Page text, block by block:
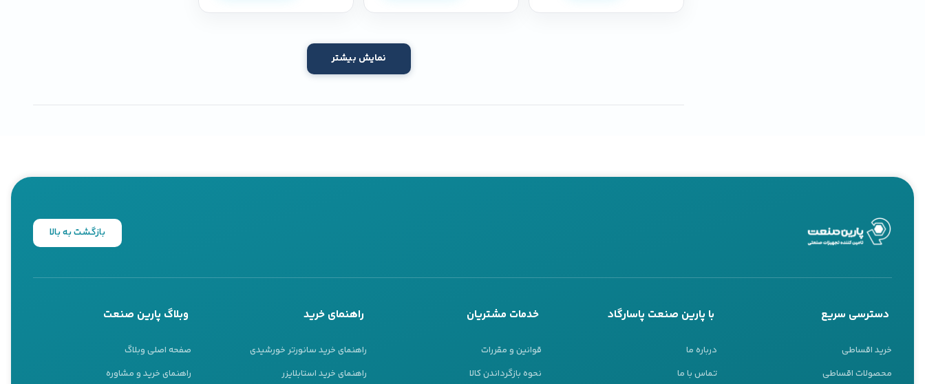
نمایش بیشتر
بازگشت به بالا
دسترسی سریع
خرید اقساطی
محصولات اقساطی
با پارین صنعت پاسارگاد
درباره ما
تماس با ما
خدمات مشتریان
قوانین و مقررات
نحوه بازگرداندن کالا
راهنمای خرید
راهنمای خرید سانورتر خورشیدی
راهنمای خرید استابلایزر
وبلاگ پارین صنعت
صفحه اصلی وبلاگ
راهنمای خرید و مشاوره